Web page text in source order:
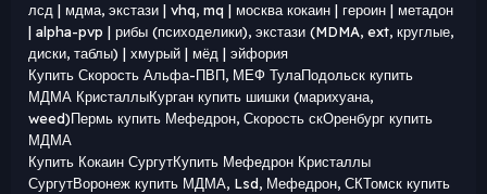
лсд | мдма, экстази | vhq, mq | москва кокаин | героин | метадон
| alpha-pvp | рибы (психоделики), экстази (MDMA, ext, круглые,
диски, таблы) | хмурый | мёд | эйфория
Купить Скорость Альфа-ПВП, МЕФ ТулаПодольск купить
МДМА КристаллыКурган купить шишки (марихуана,
weed)Пермь купить Мефедрон, Скорость скОренбург купить
МДМА
Купить Кокаин СургутКупить Мефедрон Кристаллы
СургутВоронеж купить МДМА, Lsd, Мефедрон, СКТомск купить